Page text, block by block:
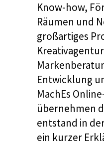
Know-how,
Räumen und
großartiges
Entwicklung
MachEs
übernehmen
entstand in
ein kurzer